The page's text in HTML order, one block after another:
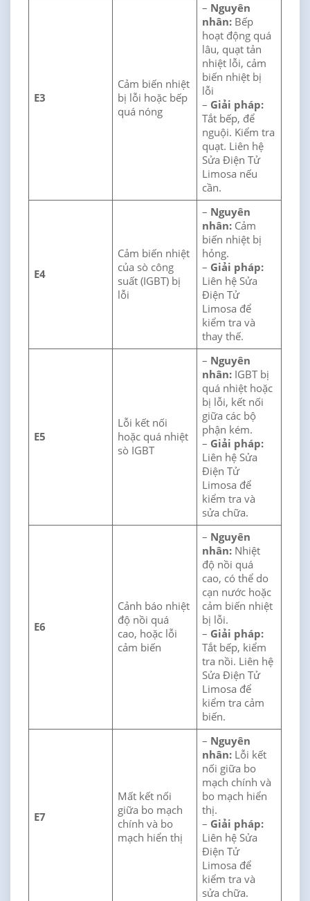
E3
Cảm biến nhiệt
bị lỗi hoặc bếp
quá nóng
– Nguyên
nhân: Bếp
hoạt động quá
lâu, quạt tản
nhiệt lỗi, cảm
biến nhiệt bị
lỗi
– Giải pháp:
Tắt bếp, để
nguội. Kiểm tra
quạt. Liên hệ
Sửa Điện Tử
Limosa nếu
cần.
E4
Cảm biến nhiệt
của sò công
suất (IGBT) bị
lỗi
– Nguyên
nhân: Cảm
biến nhiệt bị
hỏng.
– Giải pháp:
Liên hệ Sửa
Điện Tử
Limosa để
kiểm tra và
thay thế.
E5
Lỗi kết nối
hoặc quá nhiệt
sò IGBT
– Nguyên
nhân: IGBT bị
quá nhiệt hoặc
bị lỗi, kết nối
giữa các bộ
phận kém.
– Giải pháp:
Liên hệ Sửa
Điện Tử
Limosa để
kiểm tra và
sửa chữa.
E6
Cảnh báo nhiệt
độ nồi quá
cao, hoặc lỗi
cảm biến
– Nguyên
nhân: Nhiệt
độ nồi quá
cao, có thể do
cạn nước hoặc
cảm biến nhiệt
bị lỗi.
– Giải pháp:
Tắt bếp, kiểm
tra nồi. Liên hệ
Sửa Điện Tử
Limosa để
kiểm tra cảm
biến.
E7
Mất kết nối
giữa bo mạch
chính và bo
mạch hiển thị
– Nguyên
nhân: Lỗi kết
nối giữa bo
mạch chính và
bo mạch hiển
thị.
– Giải pháp:
Liên hệ Sửa
Điện Tử
Limosa để
kiểm tra và
sửa chữa.